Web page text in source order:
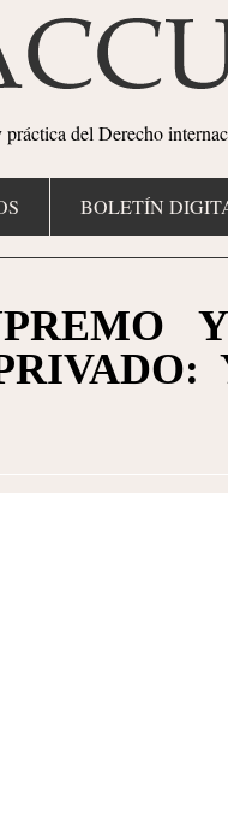
práctica del Derecho
BOLETÍN